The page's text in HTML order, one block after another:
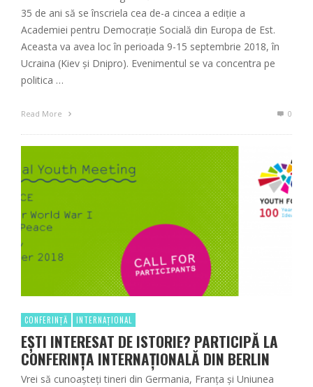
35 de ani să se înscriela cea de-a cincea a ediție a
Academiei pentru Democrație Socială din Europa de Est.
Aceasta va avea loc în perioada 9-15 septembrie 2018, în
Ucraina (Kiev și Dnipro). Evenimentul se va concentra pe
politica …
Read More 0
CONFERINȚĂ INTERNAȚIONAL
EȘTI INTERESAT DE ISTORIE? PARTICIPĂ LA
CONFERINȚA INTERNAȚIONALĂ DIN BERLIN
Vrei să cunoașteți tineri din Germania, Franța și Uniunea